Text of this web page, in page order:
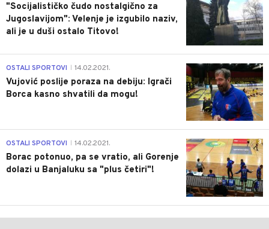
"Socijalističko čudo nostalgično za
Jugoslavijom": Velenje je izgubilo naziv,
ali je u duši ostalo Titovo!
1
OSTALI SPORTOVI 14.02.2021.
Vujović poslije poraza na debiju: Igrači
Borca kasno shvatili da mogu!
3
OSTALI SPORTOVI 14.02.2021.
Borac potonuo, pa se vratio, ali Gorenje
dolazi u Banjaluku sa "plus četiri"!